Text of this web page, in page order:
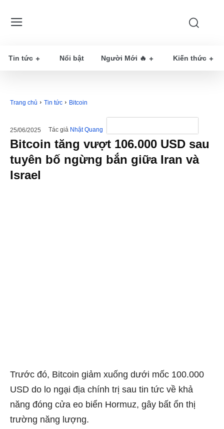
Tin tức Nổi bật Người Mới 🔥 Kiến thức
Trang chủ Tin tức Bitcoin
25/06/2025 Tác giả Nhật Quang
Bitcoin tăng vượt 106.000 USD sau
tuyên bố ngừng bắn giữa Iran và
Israel
Trước đó, Bitcoin giảm xuống dưới mốc 100.000
USD do lo ngại địa chính trị sau tin tức về khả
năng đóng cửa eo biển Hormuz, gây bất ổn thị
trường năng lượng.